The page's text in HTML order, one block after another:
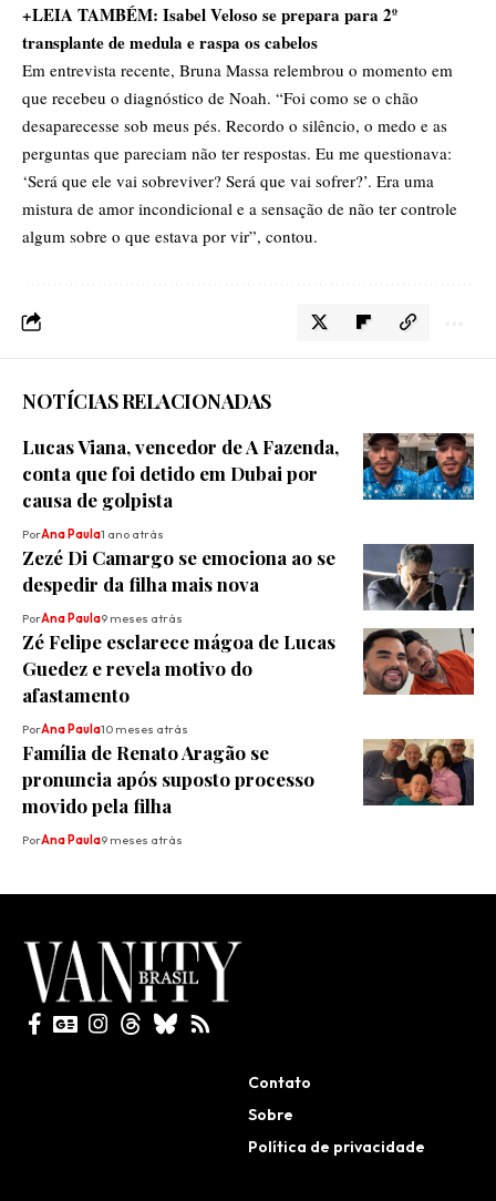
+LEIA TAMBÉM: Isabel Veloso se prepara para 2º
transplante de medula e raspa os cabelos
Em entrevista recente, Bruna Massa relembrou o momento em
que recebeu o diagnóstico de Noah. “Foi como se o chão
desaparecesse sob meus pés. Recordo o silêncio, o medo e as
perguntas que pareciam não ter respostas. Eu me questionava:
‘Será que ele vai sobreviver? Será que vai sofrer?’. Era uma
mistura de amor incondicional e a sensação de não ter controle
algum sobre o que estava por vir”, contou.
NOTÍCIAS RELACIONADAS
Lucas Viana, vencedor de A Fazenda,
conta que foi detido em Dubai por
causa de golpista
PorAna Paula1 ano atrás
Zezé Di Camargo se emociona ao se
despedir da filha mais nova
PorAna Paula9 meses atrás
Zé Felipe esclarece mágoa de Lucas
Guedez e revela motivo do
afastamento
PorAna Paula10 meses atrás
Família de Renato Aragão se
pronuncia após suposto processo
movido pela filha
PorAna Paula9 meses atrás
Contato
Sobre
Política de privacidade